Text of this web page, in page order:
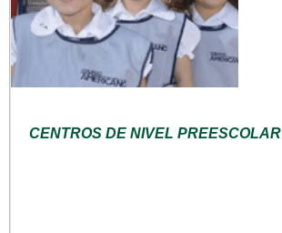
CENTROS DE NIVEL PREESCOLAR